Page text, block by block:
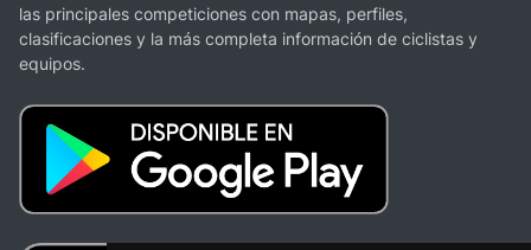
las principales competiciones con mapas, perfiles,
clasificaciones y la más completa información de ciclistas y
equipos.